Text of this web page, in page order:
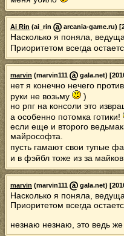
Ai Rin (ai_rin arcania-game.ru)
Насколько я поняла,
Приоритетом всегда
marvin (marvin111 gala.net)
нет я конечно нечего
руки не возьму
)
но рпг на консоли это
а особенно потомка готики!
если еще и второго
майрософта.
пусть гамают свои тупые
и в фэйбл тоже из за
marvin (marvin111 gala.net)
Насколько я поняла,
Приоритетом всегда
незнаю незнаю, это ведь